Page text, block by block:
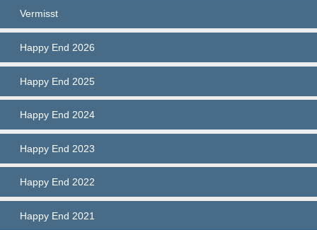
Vermisst
Happy End 2026
Happy End 2025
Happy End 2024
Happy End 2023
Happy End 2022
Happy End 2021